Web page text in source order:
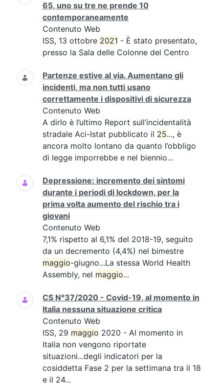
65, uno su tre ne prende 10
contemporaneamente
Contenuto Web
ISS, 13 ottobre 2021 - È stato presentato,
presso la Sala delle Colonne del Centro
Partenze estive al via. Aumentano gli
incidenti, ma non tutti usano
correttamente i dispositivi di sicurezza
Contenuto Web
A dirlo è l’ultimo Report sull’incidentalità
stradale Aci-Istat pubblicato il 25..., è
ancora molto lontano da quanto l’obbligo
di legge imporrebbe e nel biennio...
Depressione: incremento dei sintomi
durante i periodi di lockdown, per la
prima volta aumento del rischio tra i
giovani
Contenuto Web
7,1% rispetto al 6,1% del 2018-19, seguito
da un decremento (4,4%) nel bimestre
maggio-giugno...La stessa World Health
Assembly, nel maggio...
CS N°37/2020 - Covid-19, al momento in
Italia nessuna situazione critica
Contenuto Web
ISS, 29 maggio 2020 - Al momento in
Italia non vengono riportate
situazioni...degli indicatori per la
cosiddetta Fase 2 per la settimana tra il 18
e il 24...